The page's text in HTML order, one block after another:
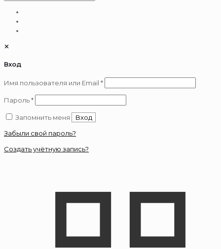
✕
Вход
Имя пользователя или Email *Обязательно
Пароль*Обязательно
Запомнить меня
Вход
Забыли свой пароль?
Создать учётную запись?